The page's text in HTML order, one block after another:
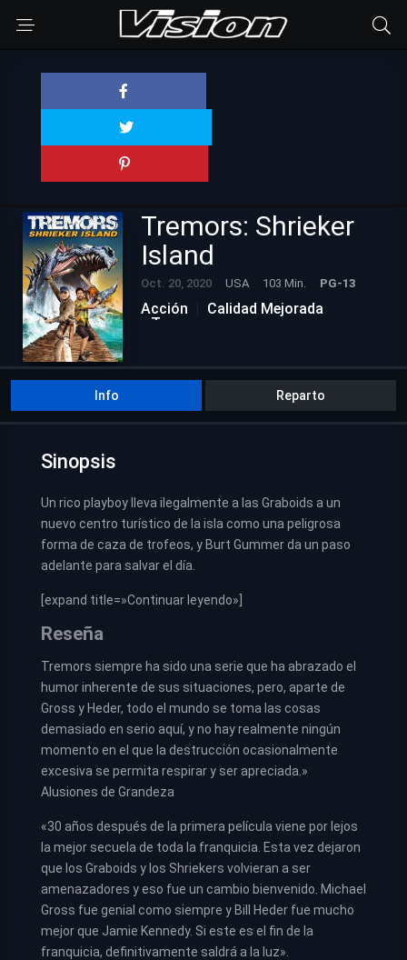
Tremors: Shrieker
Island
Oct. 20, 2020 USA 103 Min. PG-13
Acción
Calidad Mejorada
Terror
Info Reparto
Sinopsis
Un rico playboy lleva ilegalmente a las Graboids a un
nuevo centro turístico de la isla como una peligrosa
forma de caza de trofeos, y Burt Gummer da un paso
adelante para salvar el día.
[expand title=»Continuar leyendo»]
Reseña
Tremors siempre ha sido una serie que ha abrazado el
humor inherente de sus situaciones, pero, aparte de
Gross y Heder, todo el mundo se toma las cosas
demasiado en serio aquí, y no hay realmente ningún
momento en el que la destrucción ocasionalmente
excesiva se permita respirar y ser apreciada.»
Alusiones de Grandeza
«30 años después de la primera película viene por lejos
la mejor secuela de toda la franquicia. Esta vez dejaron
que los Graboids y los Shriekers volvieran a ser
amenazadores y eso fue un cambio bienvenido. Michael
Gross fue genial como siempre y Bill Heder fue mucho
mejor que Jamie Kennedy. Si este es el fin de la
franquicia, definitivamente saldrá a la luz».